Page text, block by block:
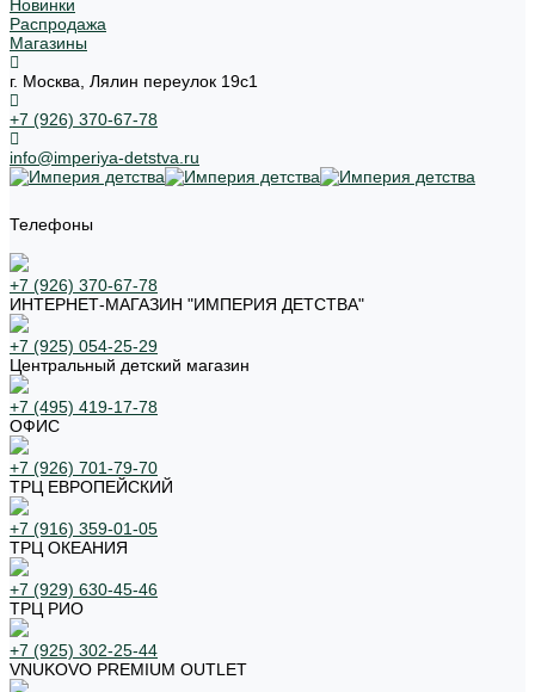
Новинки
Распродажа
Магазины
г. Москва, Лялин переулок 19с1
+7 (926) 370-67-78
info@imperiya-detstva.ru
Телефоны
+7 (926) 370-67-78
ИНТЕРНЕТ-МАГАЗИН "ИМПЕРИЯ ДЕТСТВА"
+7 (925) 054-25-29
Центральный детский магазин
+7 (495) 419-17-78
ОФИС
+7 (926) 701-79-70
ТРЦ ЕВРОПЕЙСКИЙ
+7 (916) 359-01-05
ТРЦ ОКЕАНИЯ
+7 (929) 630-45-46
ТРЦ РИО
+7 (925) 302-25-44
VNUKOVO PREMIUM OUTLET